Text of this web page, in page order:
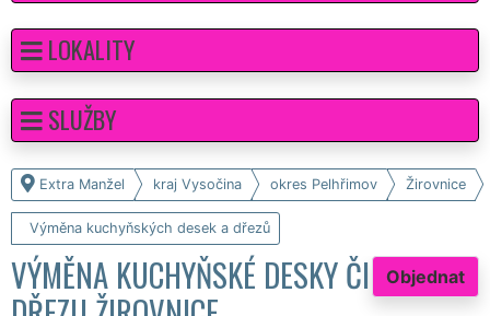
Extra Manžel kraj Vysočina okres Pelhřimov Žirovnice
Výměna kuchyňských desek a dřezů
Objednat
VÝMĚNA KUCHYŇSKÉ DESKY ČI
LOKALITY
SLUŽBY